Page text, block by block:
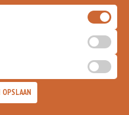
OPSLAAN